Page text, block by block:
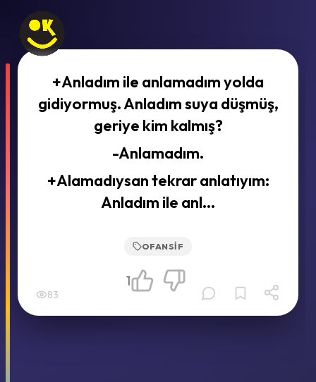
+Anladım ile anlamadım yolda
gidiyormuş. Anladım suya düşmüş,
geriye kim kalmış?
-Anlamadım.
+Alamadıysan tekrar anlatıyım:
Anladım ile anl...
OFANSIF
83
1